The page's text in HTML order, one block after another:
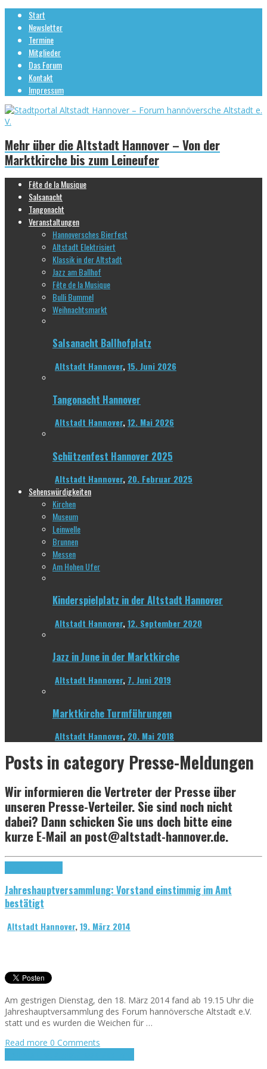
Start
Newsletter
Termine
Mitglieder
Das Forum
Kontakt
Impressum
Mehr über die Altstadt Hannover – Von der
Marktkirche bis zum Leineufer
Fête de la Musique
Salsanacht
Tangonacht
Veranstaltungen
Hannoversches Bierfest
Altstadt Elektrisiert
Klassik in der Altstadt
Jazz am Ballhof
Fête de la Musique
Bulli Bummel
Weihnachtsmarkt
Salsanacht Ballhofplatz
Altstadt Hannover,15. Juni 2026
Tangonacht Hannover
Altstadt Hannover,12. Mai 2026
Schützenfest Hannover 2025
Altstadt Hannover, 20. Februar 2025
Sehenswürdigkeiten
Kirchen
Museum
Leinwelle
Brunnen
Messen
Am Hohen Ufer
Kinderspielplatz in der Altstadt Hannover
Altstadt Hannover,12. September 2020
Jazz in June in der Marktkirche
Altstadt Hannover, 7. Juni 2019
Marktkirche Turmführungen
Altstadt Hannover, 20. Mai 2018
Posts in category Presse-Meldungen
Wir informieren die Vertreter der Presse über
unseren Presse-Verteiler. Sie sind noch nicht
dabei? Dann schicken Sie uns doch bitte eine
kurze E-Mail an post@altstadt-hannover.de.
Jahreshauptversammlung: Vorstand einstimmig im Amt
bestätigt
Altstadt Hannover,19. März 2014
Am gestrigen Dienstag, den 18. März 2014 fand ab 19.15 Uhr die
Jahreshauptversammlung des Forum hannöversche Altstadt e.V.
statt und es wurden die Weichen für …
Read more 0 Comments